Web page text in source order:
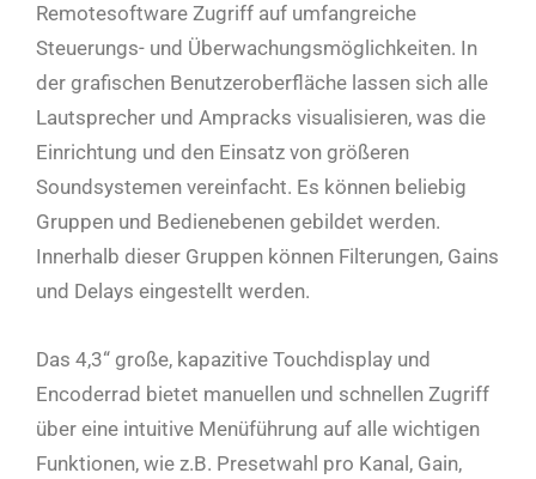
Remotesoftware Zugriff auf umfangreiche
Steuerungs- und Überwachungsmöglichkeiten. In
der grafischen Benutzeroberfläche lassen sich alle
Lautsprecher und Ampracks visualisieren, was die
Einrichtung und den Einsatz von größeren
Soundsystemen vereinfacht. Es können beliebig
Gruppen und Bedienebenen gebildet werden.
Innerhalb dieser Gruppen können Filterungen, Gains
und Delays eingestellt werden.
Das 4,3“ große, kapazitive Touchdisplay und
Encoderrad bietet manuellen und schnellen Zugriff
über eine intuitive Menüführung auf alle wichtigen
Funktionen, wie z.B. Presetwahl pro Kanal, Gain,